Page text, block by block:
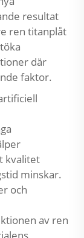
resultat
ren titanplåt
där
faktor.
kvalitet
minskar.
och
av ren